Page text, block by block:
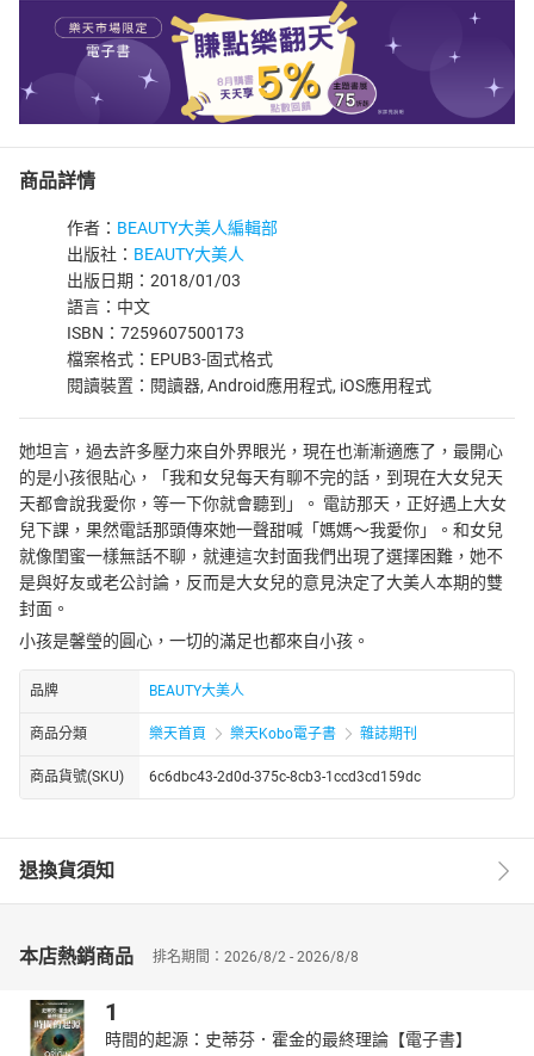
商品詳情
作者： BEAUTY大美人編輯部
出版社： BEAUTY大美人
出版日期：2018/01/03
語言：中文
ISBN：7259607500173
檔案格式：EPUB3-固式格式
閱讀裝置：閱讀器, Android應用程式, iOS應用程式
她坦言，過去許多壓力來自外界眼光，現在也漸漸適應了，最開心
的是小孩很貼心，「我和女兒每天有聊不完的話，到現在大女兒天
天都會說我愛你，等一下你就會聽到」。 電訪那天，正好遇上大女
兒下課，果然電話那頭傳來她一聲甜喊「媽媽～我愛你」。和女兒
就像閨蜜一樣無話不聊，就連這次封面我們出現了選擇困難，她不
是與好友或老公討論，反而是大女兒的意見決定了大美人本期的雙
封面。
小孩是馨瑩的圓心，一切的滿足也都來自小孩。
品牌 BEAUTY大美人
商品分類 樂天首頁 樂天Kobo電子書 雜誌期刊
商品貨號(SKU) 6c6dbc43-2d0d-375c-8cb3-1ccd3cd159dc
退換貨須知
本店熱銷商品 排名期間：2026/8/2 - 2026/8/8
1
時間的起源：史蒂芬．霍金的最終理論【電子書】